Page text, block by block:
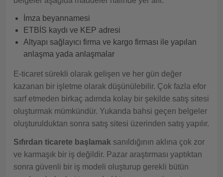
İmza beyannamesi
ETBİS kaydı ve KEP adresi
Altyapı sağlayıcı firma ve kargo firması ile yapılan
anlaşma yada anlaşmalar
E-ticaret sürekli olarak gelişen ve her gün değer
kazanan bir işletme olarak düşünülebilir. Çok fazla efor
sarf etmeden birkaç adımda kolay bir şekilde satış sitesi
oluşturmak mümkündür. Yukarıda bahsi geçen belgeler
oluşturulduktan sonra satış sitesi üzerinden satış yapılır.
Sıfırdan ticarete başlamak sanıldığının aklına çok zor
ve karmaşık bir iş değildir. Pazar araştırması yaptıktan
sonra güvenli bir iş modeli oluşturup gerekli bütün